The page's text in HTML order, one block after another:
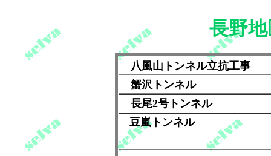
長野
八風山トンネル立抗工事
蟹沢トンネル
長尾2号トンネル
豆嵐トンネル